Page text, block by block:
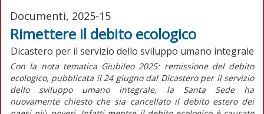
Documenti, 2025-15
Rimettere il debito ecologico
Dicastero per il servizio dello sviluppo umano integrale
Con la nota tematica Giubileo 2025: remissione del debito
ecologico, pubblicata il 24 giugno dal Dicastero per il servizio
dello sviluppo umano integrale, la Santa Sede ha
nuovamente chiesto che sia cancellato il debito estero dei